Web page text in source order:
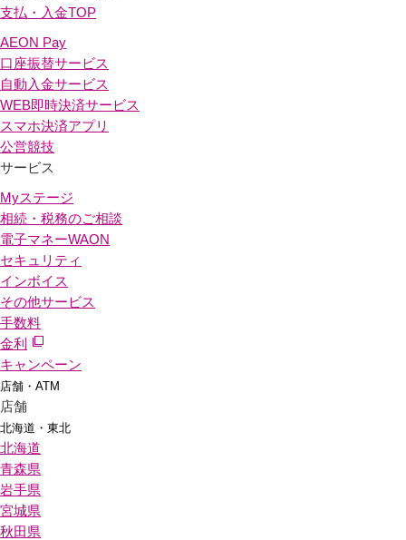
支払・入金TOP
AEON Pay
口座振替サービス
自動入金サービス
WEB即時決済サービス
スマホ決済アプリ
公営競技
サービス
Myステージ
相続・税務のご相談
電子マネーWAON
セキュリティ
インボイス
その他サービス
手数料
金利
キャンペーン
店舗・ATM
店舗
北海道・東北
北海道
青森県
岩手県
宮城県
秋田県